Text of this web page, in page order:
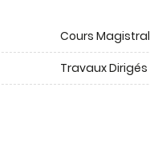
Cours Magistral
Travaux Dirigés